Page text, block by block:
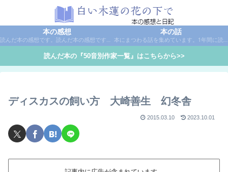
本の感想
読んだ本の感想です。読んだ本の感想です。本は作家名で50音別に分類しています。
本の話
本にまつわる話を集めています。1年間に読んだ本の総括や、本に関する話題など。
読んだ本の『50音別作家一覧』はこちらから>>
ディスカスの飼い方 大崎善生 幻冬舎
2015.03.10 2023.10.01